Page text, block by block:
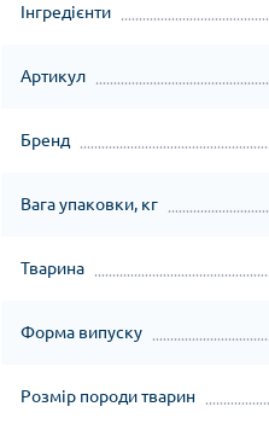
Інгредієнти
Артикул
Бренд
Вага упаковки, кг
Тварина
Форма випуску
Розмір породи тварин